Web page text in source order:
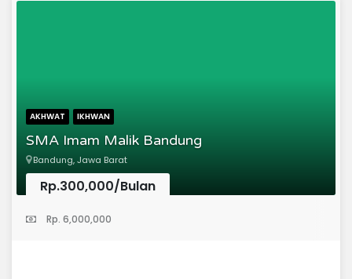
AKHWAT IKHWAN
SMA Imam Malik Bandung
Bandung, Jawa Barat
Rp.300,000/Bulan
Rp. 6,000,000